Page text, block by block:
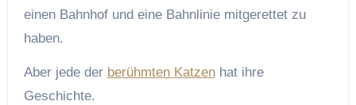
einen Bahnhof und eine Bahnlinie mitgerettet zu
haben.
Aber jede der berühmten Katzenhat ihre
Geschichte.